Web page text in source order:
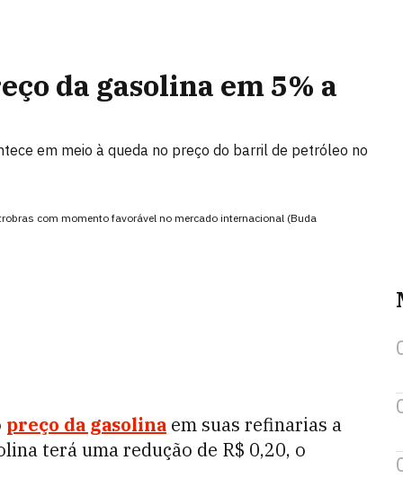
da gasolina em 5% a
em meio à queda no preço do barril de petróleo no
com momento favorável no mercado internacional (Buda
preço da gasolina em suas refinarias a
terá uma redução de R$ 0,20, o